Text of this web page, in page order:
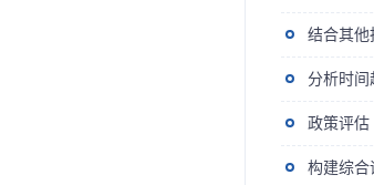
结合其他
分析时间
政策评估
构建综合